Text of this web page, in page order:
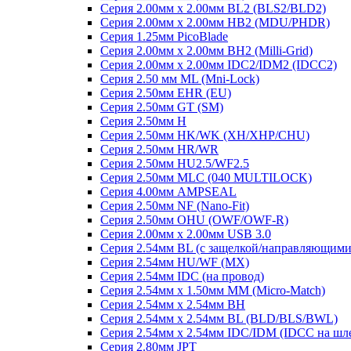
Серия 2.00мм x 2.00мм BL2 (BLS2/BLD2)
Серия 2.00мм x 2.00мм HB2 (MDU/PHDR)
Серия 1.25мм PicoBlade
Серия 2.00мм х 2.00мм BH2 (Milli-Grid)
Серия 2.00мм х 2.00мм IDC2/IDM2 (IDCC2)
Серия 2.50 мм ML (Mni-Lock)
Серия 2.50мм EHR (EU)
Серия 2.50мм GT (SM)
Серия 2.50мм H
Серия 2.50мм HK/WK (XH/XHP/CHU)
Серия 2.50мм HR/WR
Серия 2.50мм HU2.5/WF2.5
Серия 2.50мм MLC (040 MULTILOCK)
Серия 4.00мм AMPSEAL
Серия 2.50мм NF (Nano-Fit)
Серия 2.50мм OHU (OWF/OWF-R)
Серия 2.00мм x 2.00мм USB 3.0
Серия 2.54мм BL (с защелкой/
Серия 2.54мм HU/WF (MX)
Серия 2.54мм IDC (на провод)
Серия 2.54мм х 1.50мм MM (Micro-Match)
Серия 2.54мм х 2.54мм BH
Серия 2.54мм х 2.54мм BL (BLD/BLS/BWL)
Серия 2.54мм х 2.54мм IDC/IDM (IDCC на
Серия 2.80мм JPT